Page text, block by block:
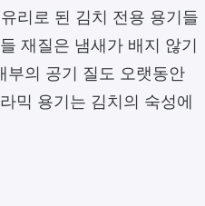
리로 된 김치 전용 용기들
재질은 냄새가 배지 않기
부의 공기 질도 오랫동안
믹 용기는 김치의 숙성에